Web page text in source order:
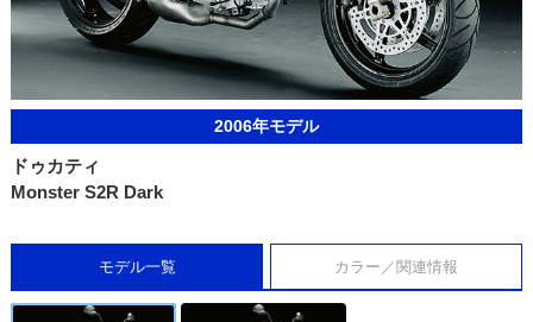
2006年モデル
ドゥカティ
Monster S2R Dark
モデル一覧 カラー／関連情報